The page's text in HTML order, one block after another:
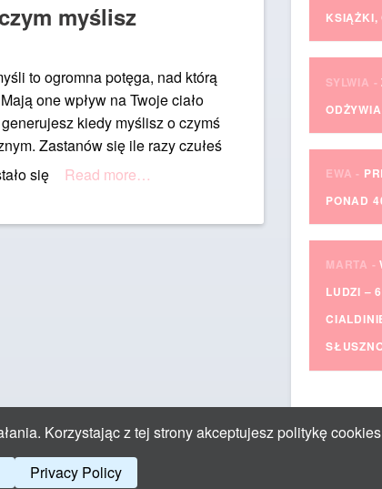
myślisz
to ogromna potęga, nad którą
one wpływ na Twoje ciało
kiedy myślisz o czymś
Zastanów się ile razy czułeś
się
Read more…
KSIĄŻKI,
SYLWIA -
EWA -
PONAD
MARTA -
LUDZI –
Korzystając z tej strony akceptujesz politykę
Privacy Policy